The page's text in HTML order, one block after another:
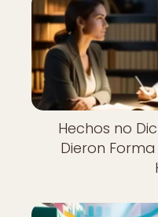
Hechos no
Dieron